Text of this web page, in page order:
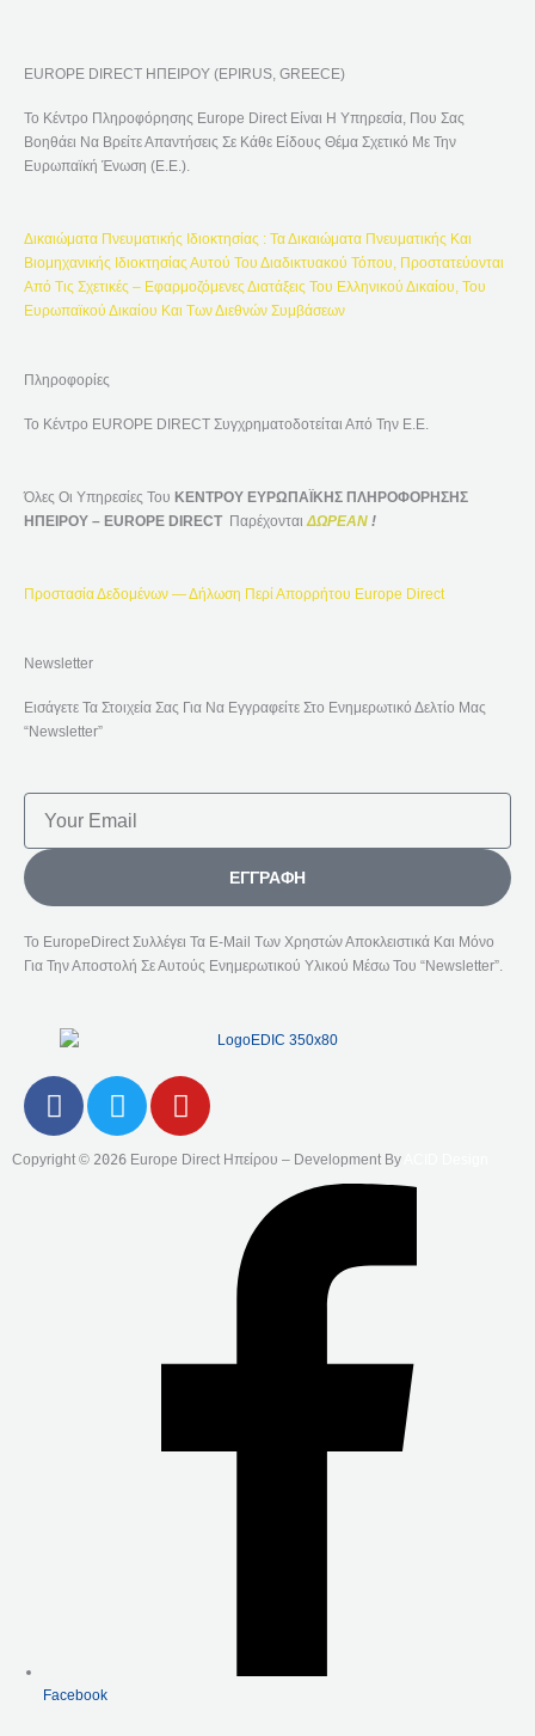
Τ
Σ
Η
Α
EUROPE DIRECT ΗΠΕΙΡΟΥ (EPIRUS, GREECE)
Το Κέντρο Πληροφόρησης Europe Direct Είναι Η Υπηρεσία, Που Σας
Βοηθάει Να Βρείτε Απαντήσεις Σε Κάθε Είδους Θέμα Σχετικό Με Την
Ευρωπαϊκή Ένωση (Ε.Ε.).
Δικαιώματα Πνευματικής Ιδιοκτησίας : Τα Δικαιώματα Πνευματικής Και
Βιομηχανικής Ιδιοκτησίας Αυτού Του Διαδικτυακού Τόπου, Προστατεύονται
Από Τις Σχετικές – Εφαρμοζόμενες Διατάξεις Του Ελληνικού Δικαίου, Του
Ευρωπαϊκού Δικαίου Και Των Διεθνών Συμβάσεων
Πληροφορίες
Το Κέντρο EUROPE DIRECT Συγχρηματοδοτείται Από Την Ε.Ε.
Όλες Οι Υπηρεσίες Του ΚΕΝΤΡΟΥ ΕΥΡΩΠΑΪΚΗΣ ΠΛΗΡΟΦΟΡΗΣΗΣ
ΗΠΕΙΡΟΥ – EUROPE DIRECT Παρέχονται ΔΩΡΕΑΝ !
Προστασία Δεδομένων — Δήλωση Περί Απορρήτου Europe Direct
Newsletter
Εισάγετε Τα Στοιχεία Σας Για Να Εγγραφείτε Στο Ενημερωτικό Δελτίο Μας
“Newsletter”
ΕΓΓΡΑΦΉ
Το EuropeDirect Συλλέγει Τα E-Mail Των Χρηστών Αποκλειστικά Και Μόνο
Για Την Αποστολή Σε Αυτούς Ενημερωτικού Υλικού Μέσω Του “Newsletter”.
F
A
C
T
W
I
Y
O
U
Copyright © 2026 Europe Direct Ηπείρου – Development By
Facebook